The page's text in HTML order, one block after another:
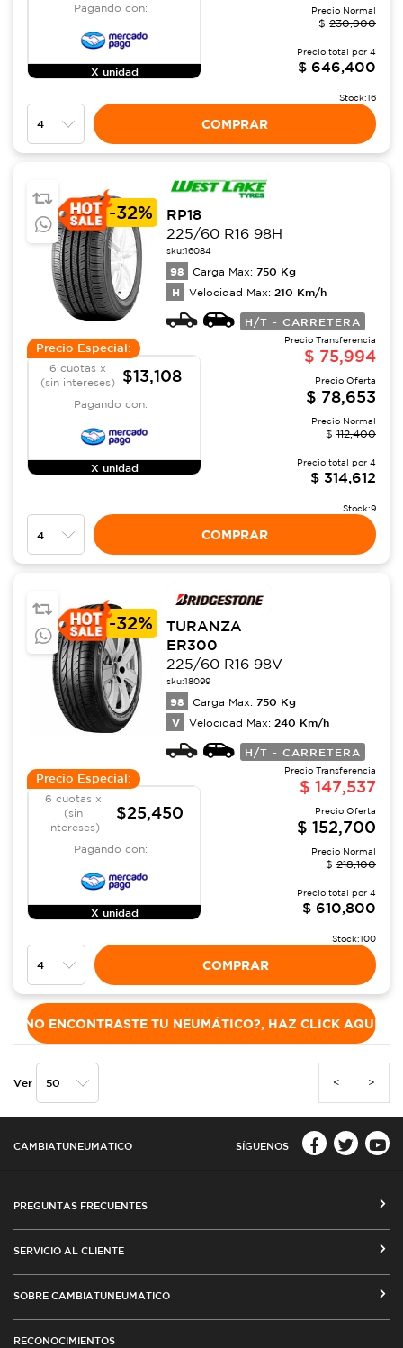
Pagando con:
X unidad
Precio Normal
$ 230,900
Precio total por 4
$ 646,400
Stock:16
COMPRAR
-32%
RP18
225/60 R16 98H
sku:16084
98 Carga Max: 750 Kg
H Velocidad Max: 210 Km/h
H/T - CARRETERA
Precio Especial:
6 cuotas x
(sin intereses)
$13,108
Pagando con:
X unidad
Precio Transferencia
$ 75,994
Precio Oferta
$ 78,653
Precio Normal
$ 112,400
Precio total por 4
$ 314,612
Stock:9
COMPRAR
-32%
TURANZA
ER300
225/60 R16 98V
sku:18099
98 Carga Max: 750 Kg
V Velocidad Max: 240 Km/h
H/T - CARRETERA
Precio Especial:
6 cuotas x
(sin
intereses)
$25,450
Pagando con:
X unidad
Precio Transferencia
$ 147,537
Precio Oferta
$ 152,700
Precio Normal
$ 218,100
Precio total por 4
$ 610,800
Stock:100
COMPRAR
NO ENCONTRASTE TU NEUMÁTICO?, HAZ CLICK AQUÍ
Ver < >
CAMBIATUNEUMATICO SÍGUENOS
PREGUNTAS FRECUENTES
MEDIOS DE PAGO
RED DE TALLERES ASOCIADOS
SERVICIO AL CLIENTE
CAMBIO DE DIRECCIÓN
SOBRE CAMBIATUNEUMATICO
RECONOCIMIENTOS